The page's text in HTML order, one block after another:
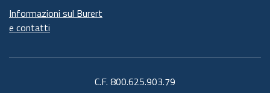
Informazioni sul Burert
e contatti
C.F. 800.625.903.79